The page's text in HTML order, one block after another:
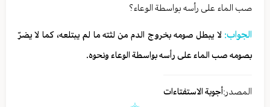
صب الماء علی رأسه بواسطة الوعاء؟
الجواب: لا یبطل صومه بخروج الدم من لثته ما لم یبتلعه، کما لا یضرّ
بصومه صب الماء علی رأسه بواسطة الوعاء ونحوه.
المصدر:أجوبة الاستفتاءات